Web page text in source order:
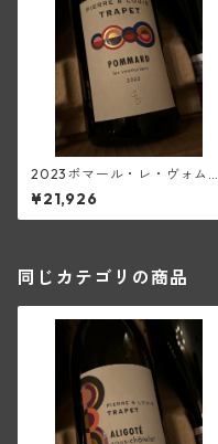
2023ポマール・レ・ヴォムリ
ヤン(ピエール・エ・ルイ・ト
ラペ)
¥21,926
同じカテゴリの商品